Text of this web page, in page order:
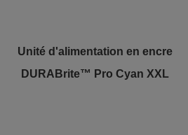
Unité d'alimentation en encre
DURABrite™ Pro Cyan XXL